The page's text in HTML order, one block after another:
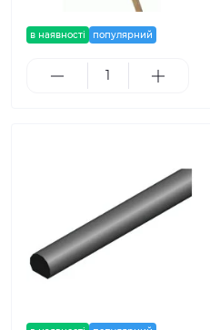
в наявності популярний